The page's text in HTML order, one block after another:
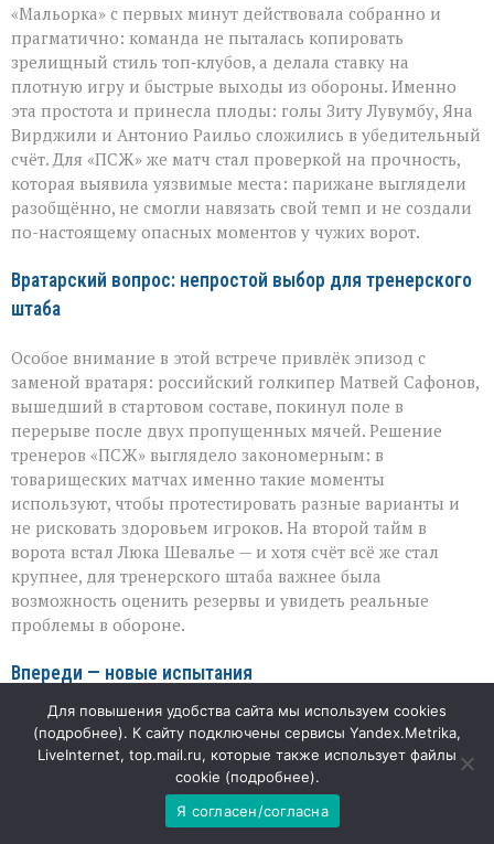
«Мальорка» с первых минут действовала собранно и
прагматично: команда не пыталась копировать
зрелищный стиль топ‑клубов, а делала ставку на
плотную игру и быстрые выходы из обороны. Именно
эта простота и принесла плоды: голы Зиту Лувумбу, Яна
Вирджили и Антонио Раильо сложились в убедительный
счёт. Для «ПСЖ» же матч стал проверкой на прочность,
которая выявила уязвимые места: парижане выглядели
разобщённо, не смогли навязать свой темп и не создали
по-настоящему опасных моментов у чужих ворот.
Вратарский вопрос: непростой выбор для тренерского
штаба
Особое внимание в этой встрече привлёк эпизод с
заменой вратаря: российский голкипер Матвей Сафонов,
вышедший в стартовом составе, покинул поле в
перерыве после двух пропущенных мячей. Решение
тренеров «ПСЖ» выглядело закономерным: в
товарищеских матчах именно такие моменты
используют, чтобы протестировать разные варианты и
не рисковать здоровьем игроков. На второй тайм в
ворота встал Люка Шевалье — и хотя счёт всё же стал
крупнее, для тренерского штаба важнее была
возможность оценить резервы и увидеть реальные
проблемы в обороне.
Впереди — новые испытания
Поражение в Пальме не станет финальным приговором
для «ПСЖ»: впереди у команды ещё несколько
контрольных встреч, которые помогут скорректировать
подготовку к сезону. Уже 8 августа парижане встретятся с
«Манчестер Юнайтед» в Гётеборге — и этот матч станет
Для повышения удобства сайта мы используем cookies
(подробнее). К сайту подключены сервисы Yandex.Metrika,
LiveInternet, top.mail.ru, которые также использует файлы
cookie (подробнее).
Я согласен/согласна